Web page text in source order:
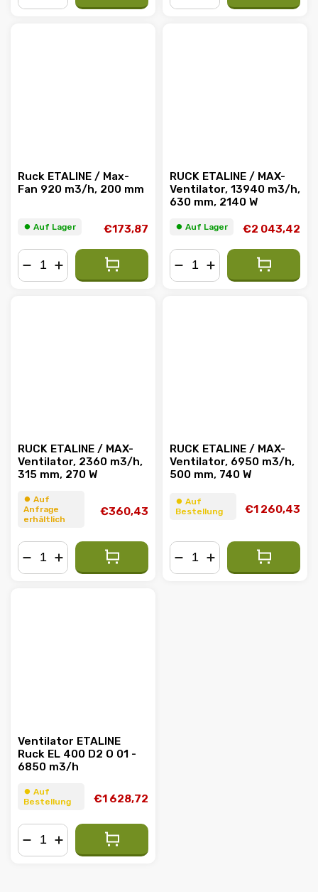
Ruck ETALINE / Max-
Fan 920 m3/h, 200 mm
⏺︎ Auf Lager €173,87
RUCK ETALINE / MAX-
Ventilator, 13940 m3/h,
630 mm, 2140 W
⏺︎ Auf Lager €2 043,42
RUCK ETALINE / MAX-
Ventilator, 2360 m3/h,
315 mm, 270 W
⏺︎ Auf
Anfrage
erhältlich
€360,43
RUCK ETALINE / MAX-
Ventilator, 6950 m3/h,
500 mm, 740 W
⏺︎ Auf
Bestellung
€1 260,43
Ventilator ETALINE
Ruck EL 400 D2 O 01 -
6850 m3/h
⏺︎ Auf
Bestellung
€1 628,72